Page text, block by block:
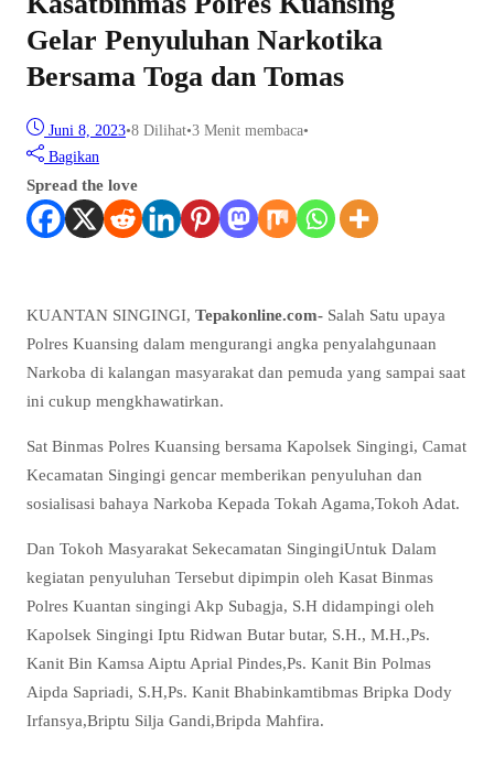
Gelar Penyuluhan Narkotika
Bersama Toga dan Tomas
Juni 8, 2023•8 Dilihat•3 Menit membaca•
Bagikan
Spread the love
KUANTAN SINGINGI, Tepakonline.com- Salah Satu upaya
Polres Kuansing dalam mengurangi angka penyalahgunaan
Narkoba di kalangan masyarakat dan pemuda yang sampai saat
ini cukup mengkhawatirkan.
Sat Binmas Polres Kuansing bersama Kapolsek Singingi, Camat
Kecamatan Singingi gencar memberikan penyuluhan dan
sosialisasi bahaya Narkoba Kepada Tokah Agama,Tokoh Adat.
Dan Tokoh Masyarakat Sekecamatan SingingiUntuk Dalam
kegiatan penyuluhan Tersebut dipimpin oleh Kasat Binmas
Polres Kuantan singingi Akp Subagja, S.H didampingi oleh
Kapolsek Singingi Iptu Ridwan Butar butar, S.H., M.H.,Ps.
Kanit Bin Kamsa Aiptu Aprial Pindes,Ps. Kanit Bin Polmas
Aipda Sapriadi, S.H,Ps. Kanit Bhabinkamtibmas Bripka Dody
Irfansya,Briptu Silja Gandi,Bripda Mahfira.